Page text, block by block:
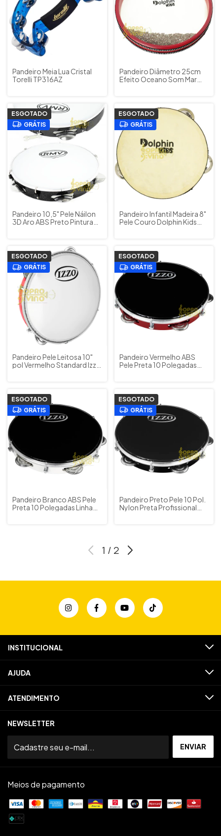
Pandeiro Meia Lua Cristal
Torelli TP316AZ
Pandeiro Diâmetro 25cm
Efeito Oceano Som Mar
ESGOTADO
GRÁTIS
Pandeiro 10,5" Pele Náilon
3D Aro ABS Preto Pintura
ESGOTADO
GRÁTIS
Pandeiro Infantil Madeira 8"
Pele Couro Dolphin Kids
ESGOTADO
GRÁTIS
Pandeiro Pele Leitosa 10"
pol Vermelho Standard Izzo
ESGOTADO
GRÁTIS
Pandeiro Vermelho ABS
Pele Preta 10 Polegadas
ESGOTADO
GRÁTIS
Pandeiro Branco ABS Pele
Preta 10 Polegadas Linha
ESGOTADO
GRÁTIS
Pandeiro Preto Pele 10 Pol.
Nylon Preta Profissional
1 / 2
INSTITUCIONAL
AJUDA
ATENDIMENTO
NEWSLETTER
Meios de pagamento